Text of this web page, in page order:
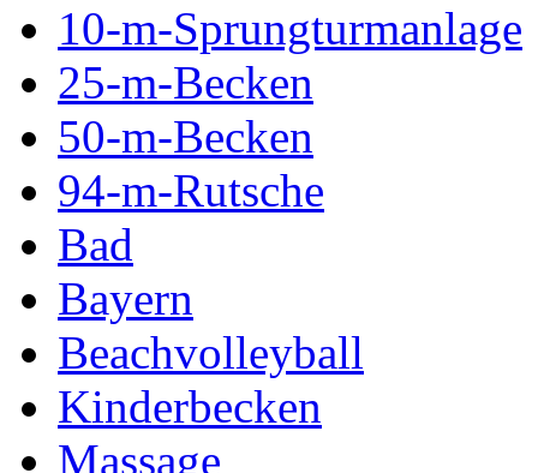
10-m-Sprungturmanlage
25-m-Becken
50-m-Becken
94-m-Rutsche
Bad
Bayern
Beachvolleyball
Kinderbecken
Massage